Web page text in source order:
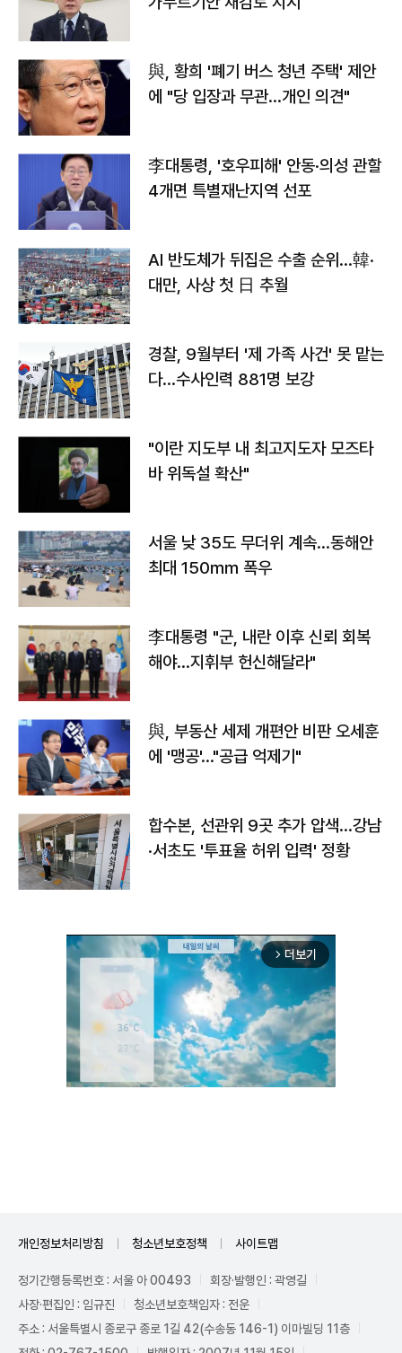
與, 황희 '폐기 버스 청년 주택' 제안
에 "당 입장과 무관…개인 의견"
李대통령, '호우피해' 안동·의성 관할
4개면 특별재난지역 선포
AI 반도체가 뒤집은 수출 순위…韓·
대만, 사상 첫 日 추월
경찰, 9월부터 '제 가족 사건' 못 맡는
다…수사인력 881명 보강
"이란 지도부 내 최고지도자 모즈타
바 위독설 확산"
서울 낮 35도 무더위 계속…동해안
최대 150㎜ 폭우
李대통령 "군, 내란 이후 신뢰 회복
해야…지휘부 헌신해달라"
與, 부동산 세제 개편안 비판 오세훈
에 '맹공'…"공급 억제기"
합수본, 선관위 9곳 추가 압색…강남
·서초도 '투표율 허위 입력' 정황
arrow_forward_ios 더보기
개인정보처리방침 청소년보호정책 사이트맵
정기간행등록번호 : 서울 아 00493
회장·발행인 : 곽영길
사장·편집인 : 임규진
청소년보호책임자 : 전운
주소 : 서울특별시 종로구 종로 1길 42(수송동 146-1) 이마빌딩 11층